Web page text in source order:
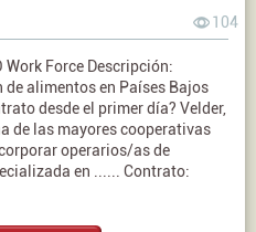
104
Work Force Descripción:
de alimentos en Países Bajos
desde el primer día? Velder,
de las mayores cooperativas
operarios/as de
en ...... Contrato: